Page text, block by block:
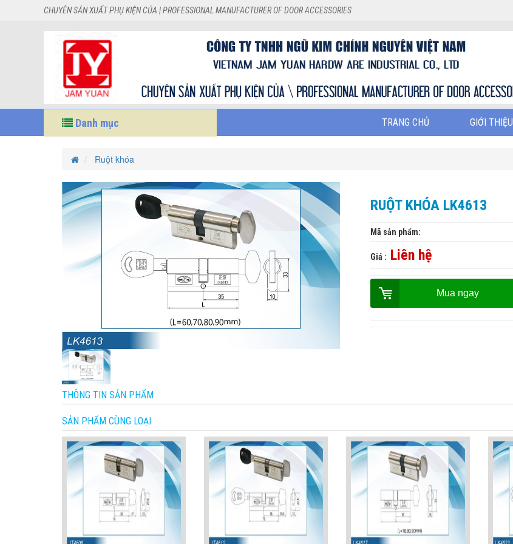
CHUYÊN SẢN XUẤT PHỤ KIỆN CỦA | PROFESSIONAL MANUFACTURER OF DOOR ACCESSORIES
Danh mục TRANG CHỦ GIỚI THIỆU
Ruột khóa
RUỘT KHÓA LK4613
Mã sản phẩm:
Giá : Liên hệ
Mua ngay
THÔNG TIN SẢN PHẨM
SẢN PHẨM CÙNG LOẠI